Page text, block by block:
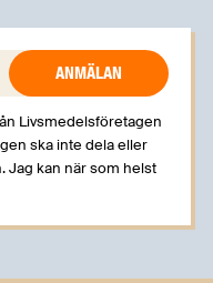
Livsmedelsföretagen
ska inte dela eller
Jag kan när som helst